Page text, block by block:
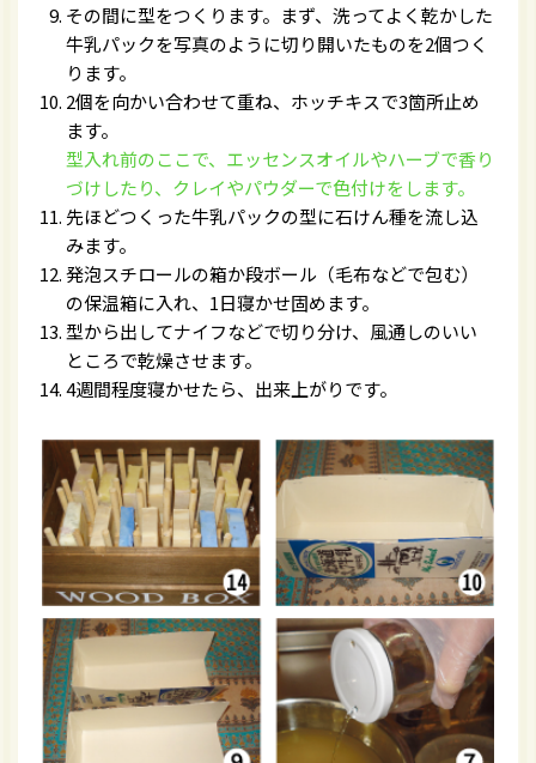
その間に型をつくります。まず、洗ってよく乾かした
牛乳パックを写真のように切り開いたものを2個つく
ります。
2個を向かい合わせて重ね、ホッチキスで3箇所止め
ます。
型入れ前のここで、エッセンスオイルやハーブで香り
づけしたり、クレイやパウダーで色付けをします。
先ほどつくった牛乳パックの型に石けん種を流し込
みます。
発泡スチロールの箱か段ボール（毛布などで包む）
の保温箱に入れ、1日寝かせ固めます。
型から出してナイフなどで切り分け、風通しのいい
ところで乾燥させます。
4週間程度寝かせたら、出来上がりです。